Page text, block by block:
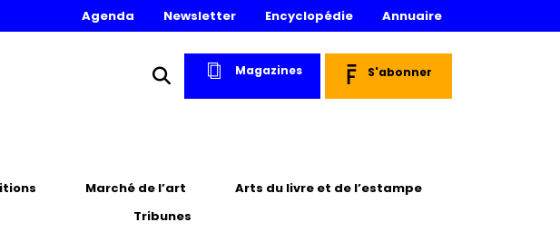
Agenda Newsletter Encyclopédie Annuaire
Magazines S'abonner
Marché de l’art
Arts du livre et de l’estampe
Tribunes